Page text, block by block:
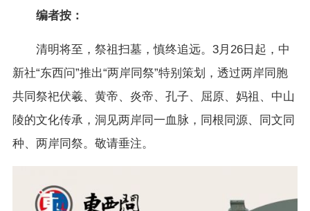
编者按：
清明将至，祭祖扫墓，慎终追远。3月26日起，中
新社“东西问”推出“两岸同祭”特别策划，透过两岸同胞
共同祭祀伏羲、黄帝、炎帝、孔子、屈原、妈祖、中山
陵的文化传承，洞见两岸同一血脉，同根同源、同文同
种、两岸同祭。敬请垂注。